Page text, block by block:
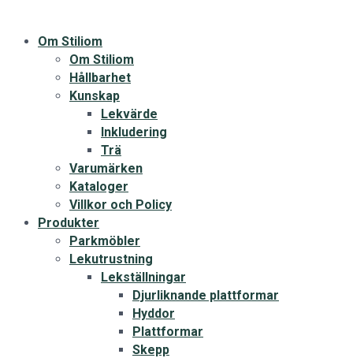
Om Stiliom
Om Stiliom
Hållbarhet
Kunskap
Lekvärde
Inkludering
Trä
Varumärken
Kataloger
Villkor och Policy
Produkter
Parkmöbler
Lekutrustning
Lekställningar
Djurliknande plattformar
Hyddor
Plattformar
Skepp